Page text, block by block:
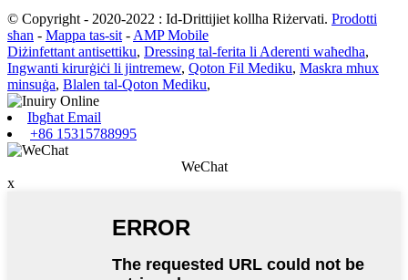
© Copyright - 2020-2022 : Id-Drittijiet kollha Riżervati. Prodotti
sħan - Mappa tas-sit - AMP Mobile
Diżinfettant antisettiku, Dressing tal-ferita li Aderenti waħedha,
Ingwanti kirurġiċi li jintremew, Qoton Fil Mediku, Maskra mhux
minsuġa, Blalen tal-Qoton Mediku,
Ibgħat Email
+86 15315788995
WeChat
x